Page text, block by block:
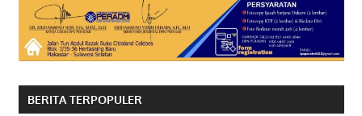
BERITA TERPOPULER